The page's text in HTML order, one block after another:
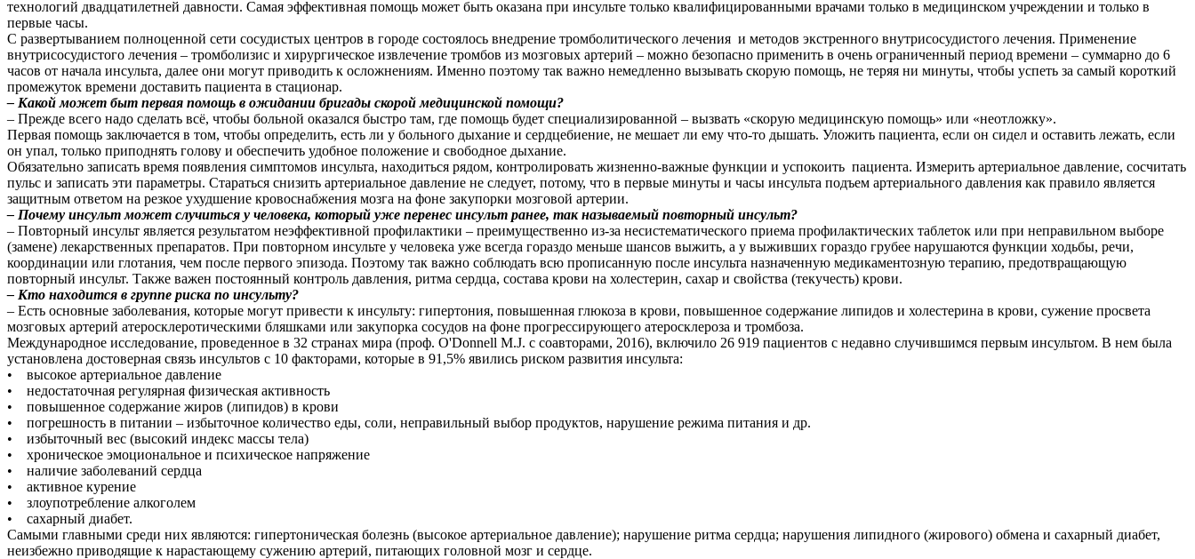
технологий двадцатилетней давности. Самая эффективная помощь может быть оказана при инсульте только квалифицированными врачами только в медицинском учреждении и только в
первые часы.
С развертыванием полноценной сети сосудистых центров в городе состоялось внедрение тромболитического лечения и методов экстренного внутрисосудистого лечения. Применение
внутрисосудистого лечения – тромболизис и хирургическое извлечение тромбов из мозговых артерий – можно безопасно применить в очень ограниченный период времени – суммарно до 6
часов от начала инсульта, далее они могут приводить к осложнениям. Именно поэтому так важно немедленно вызывать скорую помощь, не теряя ни минуты, чтобы успеть за самый короткий
промежуток времени доставить пациента в стационар.
– Какой может быт первая помощь в ожидании бригады скорой медицинской помощи?
– Прежде всего надо сделать всё, чтобы больной оказался быстро там, где помощь будет специализированной – вызвать «скорую медицинскую помощь» или «неотложку».
Первая помощь заключается в том, чтобы определить, есть ли у больного дыхание и сердцебиение, не мешает ли ему что-то дышать. Уложить пациента, если он сидел и оставить лежать, если
он упал, только приподнять голову и обеспечить удобное положение и свободное дыхание.
Обязательно записать время появления симптомов инсульта, находиться рядом, контролировать жизненно-важные функции и успокоить пациента. Измерить артериальное давление, сосчитать
пульс и записать эти параметры. Стараться снизить артериальное давление не следует, потому, что в первые минуты и часы инсульта подъем артериального давления как правило является
защитным ответом на резкое ухудшение кровоснабжения мозга на фоне закупорки мозговой артерии.
– Почему инсульт может случиться у человека, который уже перенес инсульт ранее, так называемый повторный инсульт?
– Повторный инсульт является результатом неэффективной профилактики – преимущественно из-за несистематического приема профилактических таблеток или при неправильном выборе
(замене) лекарственных препаратов. При повторном инсульте у человека уже всегда гораздо меньше шансов выжить, а у выживших гораздо грубее нарушаются функции ходьбы, речи,
координации или глотания, чем после первого эпизода. Поэтому так важно соблюдать всю прописанную после инсульта назначенную медикаментозную терапию, предотвращающую
повторный инсульт. Также важен постоянный контроль давления, ритма сердца, состава крови на холестерин, сахар и свойства (текучесть) крови.
– Кто находится в группе риска по инсульту?
– Есть основные заболевания, которые могут привести к инсульту: гипертония, повышенная глюкоза в крови, повышенное содержание липидов и холестерина в крови, сужение просвета
мозговых артерий атеросклеротическими бляшками или закупорка сосудов на фоне прогрессирующего атеросклероза и тромбоза.
Международное исследование, проведенное в 32 странах мира (проф. O'Donnell M.J. с соавторами, 2016), включило 26 919 пациентов с недавно случившимся первым инсультом. В нем была
установлена достоверная связь инсультов с 10 факторами, которые в 91,5% явились риском развития инсульта:
• высокое артериальное давление
• недостаточная регулярная физическая активность
• повышенное содержание жиров (липидов) в крови
• погрешность в питании – избыточное количество еды, соли, неправильный выбор продуктов, нарушение режима питания и др.
• избыточный вес (высокий индекс массы тела)
• хроническое эмоциональное и психическое напряжение
• наличие заболеваний сердца
• активное курение
• злоупотребление алкоголем
• сахарный диабет.
Самыми главными среди них являются: гипертоническая болезнь (высокое артериальное давление); нарушение ритма сердца; нарушения липидного (жирового) обмена и сахарный диабет,
неизбежно приводящие к нарастающему сужению артерий, питающих головной мозг и сердце.